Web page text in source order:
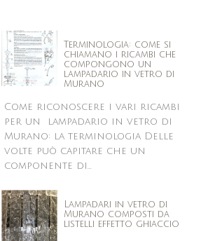
Terminologia: come si
chiamano i ricambi che
compongono un
lampadario in vetro di
Murano
Come riconoscere i vari ricambi
per un lampadario in vetro di
Murano: la terminologia Delle
volte può capitare che un
componente di...
Lampadari in vetro di
Murano composti da
listelli effetto ghiaccio